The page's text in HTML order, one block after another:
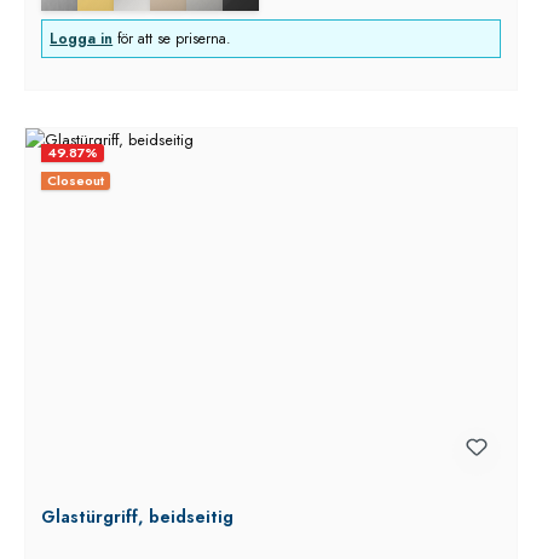
Logga in för att se priserna.
49.87%
Closeout
Glastürgriff, beidseitig